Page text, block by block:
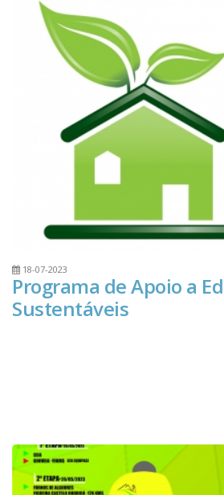
18-07-2023
Programa de Apoio a
Sustentáveis